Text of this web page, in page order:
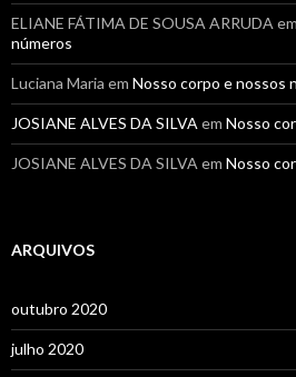
ELIANE FÁTIMA DE SOUSA ARRUDA em
números
Luciana Maria em Nosso corpo e nossos
JOSIANE ALVES DA SILVA em Nosso
JOSIANE ALVES DA SILVA em Nosso
ARQUIVOS
outubro 2020
julho 2020